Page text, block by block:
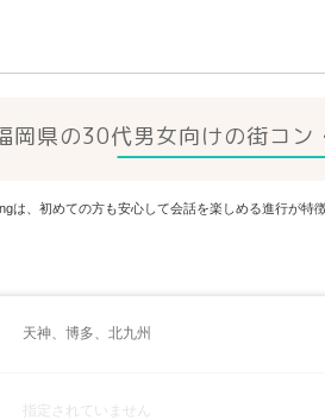
岡県の30代男女向けの街コン
は、初めての方も安心して会話を楽しめる進行が特
天神、博多、北九州
指定されていません